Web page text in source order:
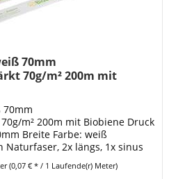
70mm
70g/m² 200m mit
70mm
m² 200m mit Biobiene Druck
Breite Farbe: weiß
Naturfaser, 2x längs, 1x sinus
(0,07 € * / 1 Laufende(r) Meter)